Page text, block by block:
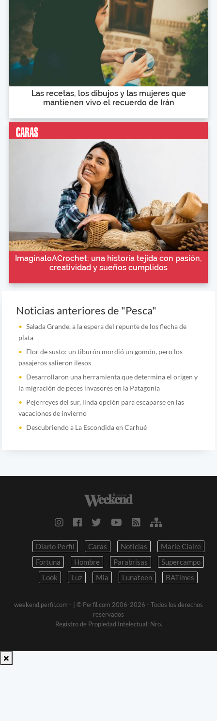
Las recetas, los dibujos y las mujeres que
mantienen vivo el recuerdo de Irán
ImaginaloACrochet: una historia tejida con pasión,
creatividad y sueños cumplidos
Noticias anteriores de "Pesca"
Salada Grande, a la espera del repunte de los flecha de
plata
Flor de susto: un tiburón mordió un gomón, pero los
pasajeros salieron ilesos
Desarrollaron una herramienta que determina el origen y
la migración de peces invasores en la Patagonia
Pejerreyes del sur, linda opción para escaparse en las
vacaciones de invierno
Descubriendo a La Escondida en Carhué
Diario Perfil Caras Noticias
Marie Claire
Fortuna
Hombre Parabrisas
Supercampo
Look
Luz Mia Lunateen BATimes
weekend.perfil.com -
| © Perfil.com 2006-2026 - Todos los derechos
reservados
Registro de Propiedad Intelectual: Nro.